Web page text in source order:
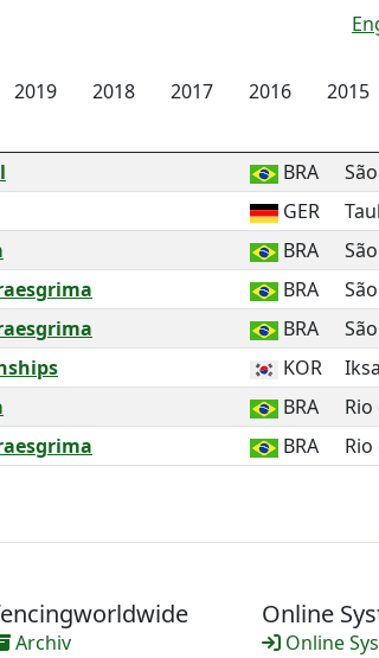
2019 2018 2017 2016
2015
BRA
GER
BRA
BRA
BRA
KOR
BRA
Rio
BRA Rio
Archiv
Online
Online